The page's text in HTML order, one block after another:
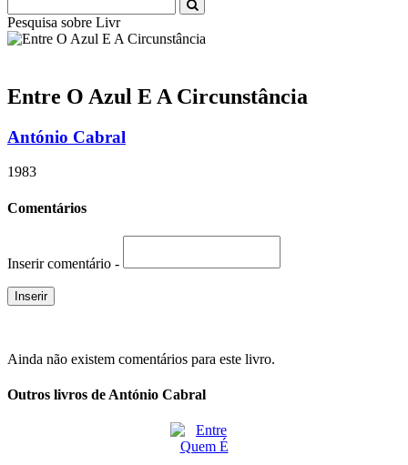
Pesquisa sobre Li
Entre O Azul E A Circunstância
António Cabral
1983
Comentários
Inserir comentário -
Ainda não existem comentários para este livro.
Outros livros de António Cabral